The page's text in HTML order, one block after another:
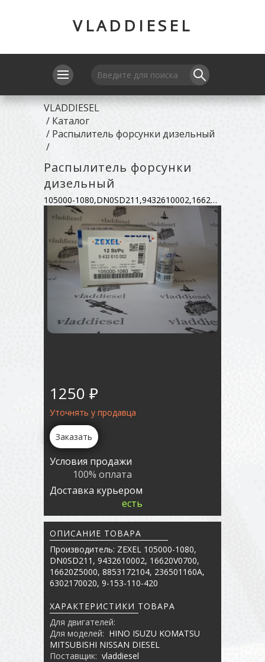
VLADDIESEL
VLADDIESEL
/ Каталог
/ Распылитель форсунки дизельный
/
Распылитель форсунки
дизельный
105000-1080,DN0SD211,9432610002,16620V0700,16620Z5000,8853172104,236501160A,6302170020,9-153-110-420
1250 ₽
Уточнять у продавца
Заказать
Условия продажи
100% оплата
Доставка курьером
есть
ОПИСАНИЕ ТОВАРА
Производитель: ZEXEL 105000-1080,
DN0SD211, 9432610002, 16620V0700,
16620Z5000, 8853172104, 236501160A,
6302170020, 9-153-110-420
ХАРАКТЕРИСТИКИ ТОВАРА
Для двигателей:
Для моделей: HINO ISUZU KOMATSU
MITSUBISHI NISSAN DIESEL
Поставщик: vladdiesel